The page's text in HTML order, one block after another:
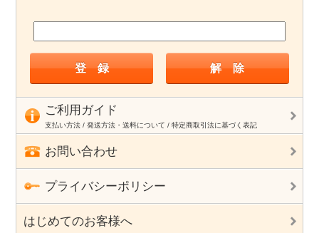
ご利用ガイド
支払い方法 / 発送方法・送料について / 特定商取引法に基づく表記
お問い合わせ
プライバシーポリシー
はじめてのお客様へ